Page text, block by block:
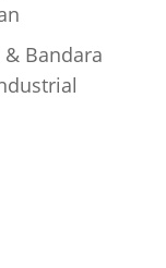
& Bandara